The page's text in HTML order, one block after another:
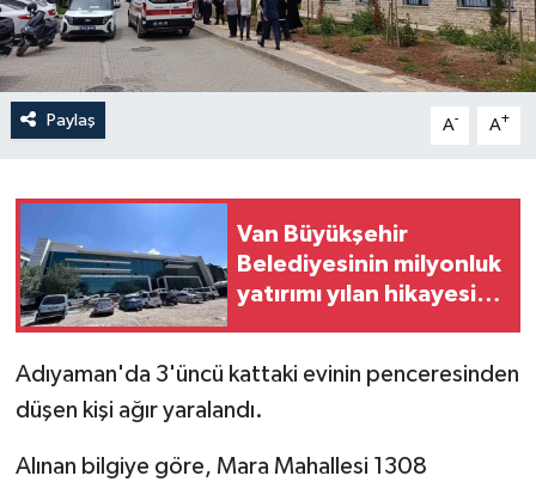
Paylaş A- A+
Van Büyükşehir
Belediyesinin milyonluk
yatırımı yılan hikayesine
Adıyaman'da 3'üncü kattaki evinin penceresinden
düşen kişi ağır yaralandı.
Alınan bilgiye göre, Mara Mahallesi 1308